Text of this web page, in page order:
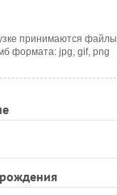
принимаются файлы
формата: jpg, gif, png